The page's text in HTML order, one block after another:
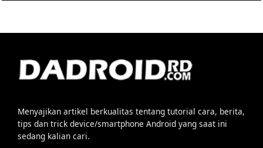
Menyajikan artikel berkualitas tentang tutorial cara, berita,
tips dan trick device/smartphone Android yang saat ini
sedang kalian cari.